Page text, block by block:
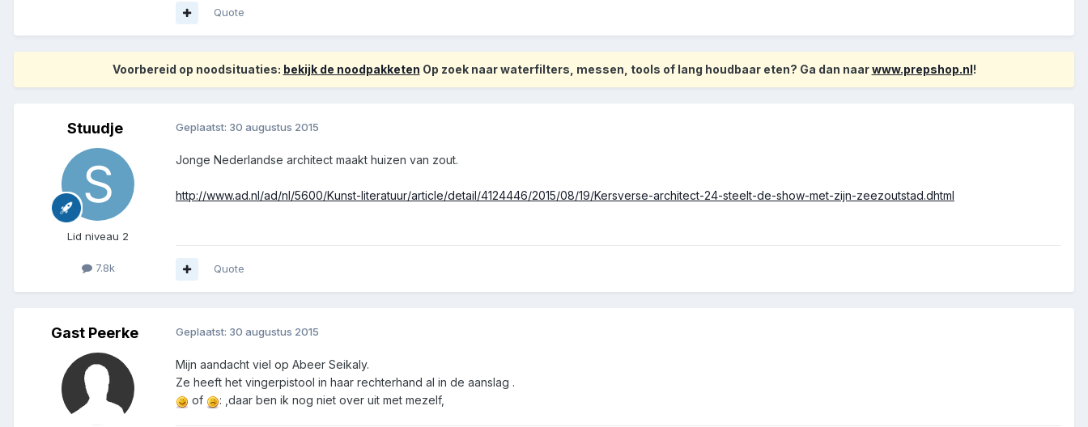
Quote
Voorbereid op noodsituaties: bekijk de noodpakketen Op zoek naar waterfilters, messen, tools of lang houdbaar eten? Ga dan naarwww.prepshop.nl!
Stuudje
Lid niveau 2
7.8k
Geplaatst: 30 augustus 2015
Jonge Nederlandse architect maakt huizen van zout.
http://www.ad.nl/ad/nl/5600/Kunst-literatuur/article/detail/4124446/2015/08/19/Kersverse-architect-24-steelt-de-show-met-zijn-zeezoutstad.dhtml
Quote
Gast Peerke Geplaatst: 30 augustus 2015
Mijn aandacht viel op Abeer Seikaly.
Ze heeft het vingerpistool in haar rechterhand al in de aanslag .
of
: ,daar ben ik nog niet over uit met mezelf,